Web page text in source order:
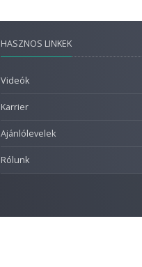
HASZNOS LINKEK
Videók
Karrier
Ajánlólevelek
Rólunk